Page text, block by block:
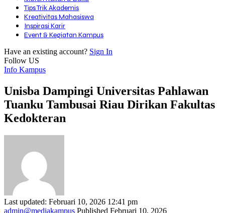
Tips Trik Akademis
Kreativitas Mahasiswa
Inspirasi Karir
Event & Kegiatan Kampus
Have an existing account? Sign In
Follow US
Info Kampus
Unisba Dampingi Universitas Pahlawan
Tuanku Tambusai Riau Dirikan Fakultas
Kedokteran
Last updated: Februari 10, 2026 12:41 pm
admin@mediakampus Published Februari 10, 2026